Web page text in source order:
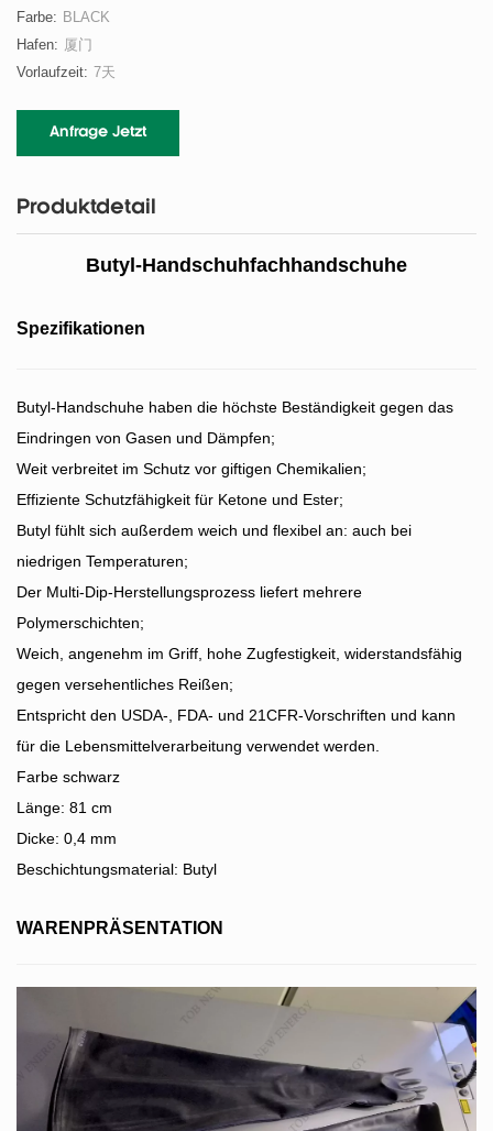
Farbe: BLACK
Hafen: 厦门
Vorlaufzeit: 7天
Anfrage Jetzt
Produktdetail
Butyl-Handschuhfachhandschuhe
Spezifikationen
Butyl-Handschuhe haben die höchste Beständigkeit gegen das
Eindringen von Gasen und Dämpfen;
Weit verbreitet im Schutz vor giftigen Chemikalien;
Effiziente Schutzfähigkeit für Ketone und Ester;
Butyl fühlt sich außerdem weich und flexibel an: auch bei
niedrigen Temperaturen;
Der Multi-Dip-Herstellungsprozess liefert mehrere
Polymerschichten;
Weich, angenehm im Griff, hohe Zugfestigkeit, widerstandsfähig
gegen versehentliches Reißen;
Entspricht den USDA-, FDA- und 21CFR-Vorschriften und kann
für die Lebensmittelverarbeitung verwendet werden.
Farbe schwarz
Länge: 81 cm
Dicke: 0,4 mm
Beschichtungsmaterial: Butyl
WARENPRÄSENTATION